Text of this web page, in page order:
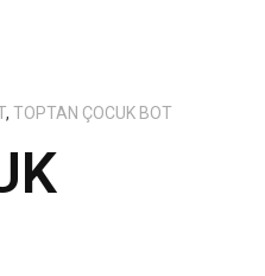
,TOPTAN ÇOCUK BOT